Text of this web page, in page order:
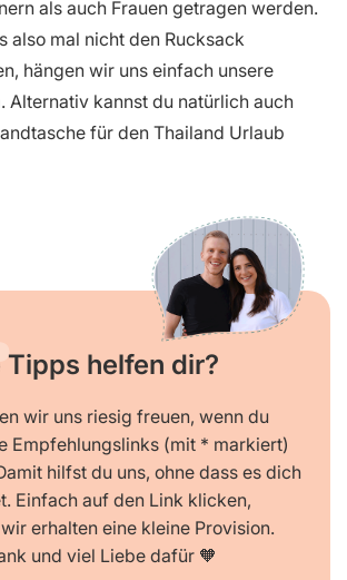
als auch Frauen getragen werden.
also mal nicht den Rucksack
hängen wir uns einfach unsere
Alternativ kannst du natürlich auch
für den Thailand Urlaub
Tipps helfen dir?
wir uns riesig freuen, wenn du
Empfehlungslinks (mit * markiert)
hilfst du uns, ohne dass es dich
Einfach auf den Link klicken,
erhalten eine kleine Provision.
und viel Liebe dafür 🧡